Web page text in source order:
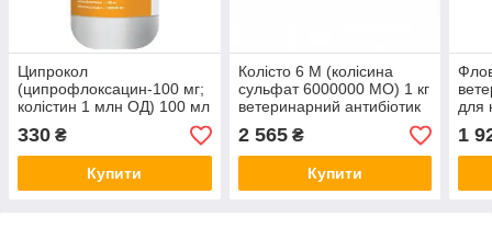
Ципрокол
(ципрофлоксацин-100 мг;
колістин 1 млн ОД) 100 мл
комплексний
ветеринарний антибіотик
для птиці 03.26
330 ₴
Купити
Колісто 6 М (колісина
сульфат 6000000 МО) 1 кг
ветеринарний антибіотик
для птиці, поросять і
телятить.
2 565₴
Купити
для
1